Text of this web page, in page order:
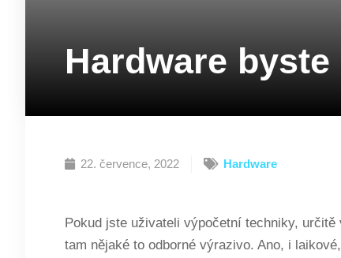
Hardware
22. července, 2022 Hardware
Pokud jste uživateli výpočetní techniky,
tam nějaké to odborné výrazivo. Ano, i